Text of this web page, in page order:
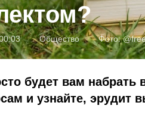
Общество Фото:
будет вам набрать
и узнайте, эрудит